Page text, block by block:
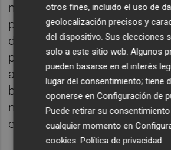
mayores necesidades
personas mayores solas",
documento. "Algunas
podrían ver a los médicos de
ambulatoria como
buscando atención no solo
médicas, sino también por
emocional".
otros fines, incluido el uso de
geolocalización precisos y
del dispositivo. Sus elecciones
solo a este sitio web. Algunos
pueden basarse en el interés
lugar del consentimiento; tiene
oponerse enConfiguración de
Puede retirar su
cualquier momento en
cookies .Política de privacidad